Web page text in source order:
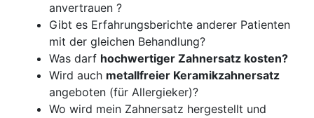
anvertrauen ?
Gibt es Erfahrungsberichte anderer Patienten
mit der gleichen Behandlung?
Was darf hochwertiger Zahnersatz kosten?
Wird auch metallfreier Keramikzahnersatz
angeboten (für Allergieker)?
Wo wird mein Zahnersatz hergestellt und